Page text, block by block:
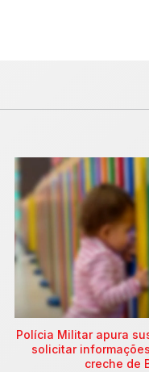
Polícia Militar apura
solicitar
creche de